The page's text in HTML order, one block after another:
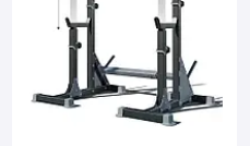
знайти на нашому веб-